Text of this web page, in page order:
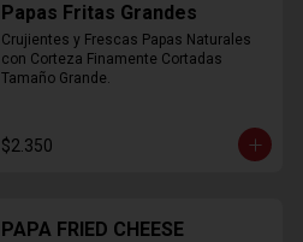
Papas Fritas Grandes
Crujientes y Frescas Papas Naturales
con Corteza Finamente Cortadas
Tamaño Grande.
$2.350
PAPA FRIED CHEESE